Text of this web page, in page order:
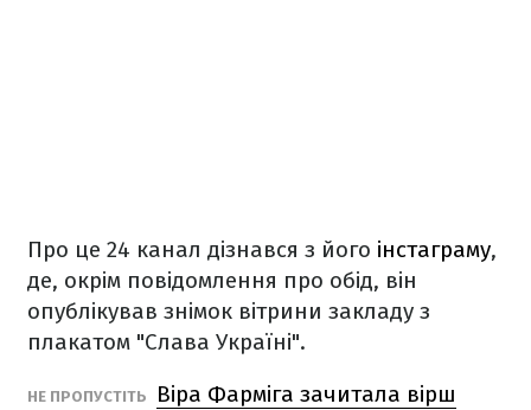
Про це 24 канал дізнався з його інстаграму,
де, окрім повідомлення про обід, він
опублікував знімок вітрини закладу з
плакатом "Слава Україні".
НЕ ПРОПУСТІТЬ
Віра Фарміга зачитала вірш